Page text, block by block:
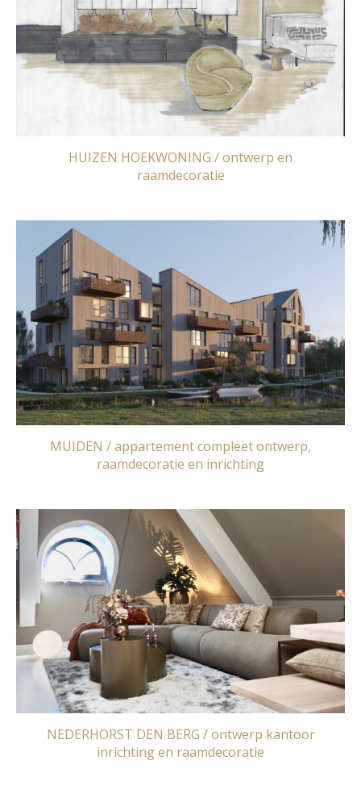
HUIZEN HOEKWONING / ontwerp en
raamdecoratie
MUIDEN / appartement compleet ontwerp,
raamdecoratie en inrichting
NEDERHORST DEN BERG / ontwerp kantoor
inrichting en raamdecoratie